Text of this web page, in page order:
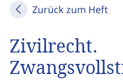
Zurück zum Heft
Zivilrecht.